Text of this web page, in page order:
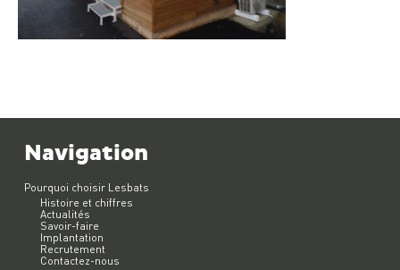
Navigation
Pourquoi choisir Lesbats
Histoire et chiffres
Actualités
Savoir-faire
Implantation
Recrutement
Contactez-nous